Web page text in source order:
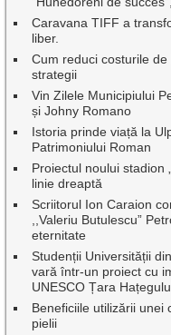
Caravana TIFF a
liber.
Cum reduci costurile
strategii
Vin Zilele Municipiului
și Johny Romano
Istoria prinde viață la
Patrimoniului Roman
Proiectul noului stadion
linie dreaptă
Scriitorul Ion Caraion
,,Valeriu Butulescu”
eternitate
Studenții Universității
vară într-un proiect cu
UNESCO Țara
Beneficiile utilizării unei
pielii